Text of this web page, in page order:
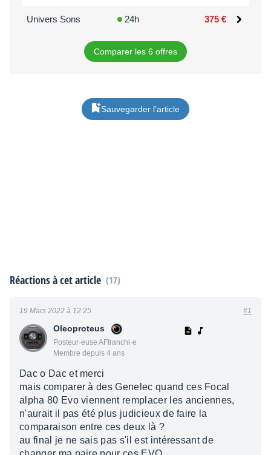
Univers Sons 24h 375 €
Comparer les 6 offres
Sauvegarder l’article
Réactions à cet article (17)
Oleoproteus
Posteur·euse AFfranchi·e
Membre depuis 4 ans
19 Mars 2022 à 12:25 #1
Dac o Dac et merci
mais comparer à des Genelec quand ces Focal
alpha 80 Evo viennent remplacer les anciennes,
n'aurait il pas été plus judicieux de faire la
comparaison entre ces deux là ?
au final je ne sais pas s'il est intéressant de